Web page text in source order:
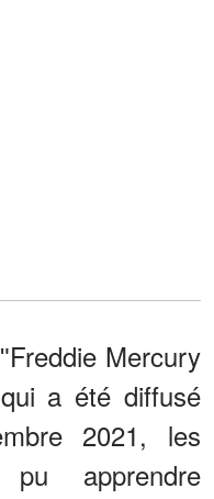
Mercury
a été diffusé
2021, les
pu apprendre